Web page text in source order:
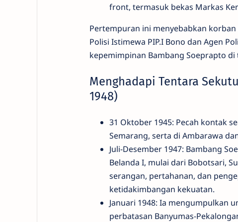
front, termasuk bekas Markas
Pertempuran ini menyebabkan
Polisi Istimewa PIP.I Bono dan Agen
kepemimpinan Bambang Soeprapto
Menghadapi Tentara
1948)
31 Oktober 1945: Pecah kontak
Semarang, serta di Ambarawa
Juli-Desember 1947: Bambang
Belanda I, mulai dari Bobotsari,
serangan, pertahanan, dan
ketidakimbangan kekuatan.
Januari 1948: Ia mengumpulkan
perbatasan Banyumas-